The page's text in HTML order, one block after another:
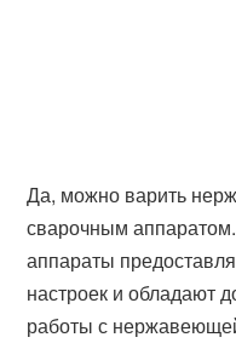
Да, можно варить
сварочным
аппараты
настроек и обладают
работы с